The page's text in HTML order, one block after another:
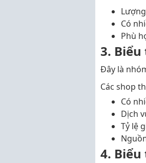
Có
Phù
3.
Đây là
Các shop
Có
Dịch
Tỷ lệ
4.